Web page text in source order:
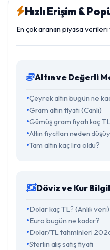
Hızlı Erişim &
En çok aranan piyasa verileri
Altın ve Değerli
Çeyrek altın bugün ne
Gram altın fiyatı (Canlı)
Gümüş gram fiyatı kaç
Altın fiyatları neden
Tam altın kaç lira oldu?
Döviz ve Kur
Dolar kaç TL? (Anlık veri)
Euro bugün ne kadar?
Dolar/TL tahminleri
Sterlin alış satış fiyatı